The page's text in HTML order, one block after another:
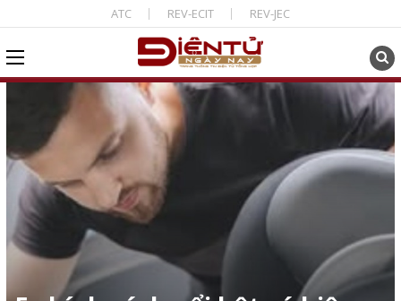
ATC REV-ECIT REV-JEC